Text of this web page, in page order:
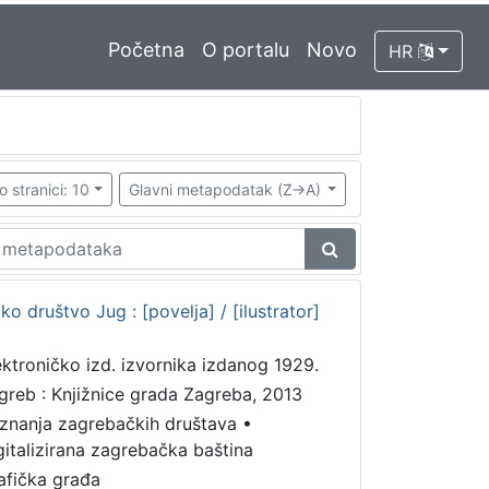
Početna O portalu Novo HR
stranici: 10 Glavni metapodatak (Z->A)
društvo Jug : [povelja] / [ilustrator]
izd. izvornika izdanog 1929.
: Knjižnice grada Zagreba, 2013
zagrebačkih društava •
zagrebačka baština
građa